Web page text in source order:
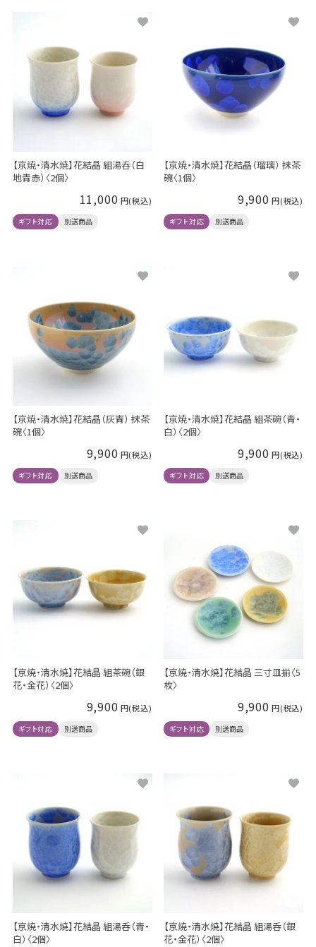
【京焼・清水焼】花結晶 組湯呑（白
地青赤）〈2個〉
11,000
ギフト対応 別送商品
【京焼・清水焼】花結晶（瑠璃） 抹茶
碗〈1個〉
9,900
ギフト対応 別送商品
【京焼・清水焼】花結晶（灰青） 抹茶
碗〈1個〉
9,900
ギフト対応 別送商品
【京焼・清水焼】花結晶 組茶碗（青・
白）〈2個〉
9,900
ギフト対応 別送商品
【京焼・清水焼】花結晶 組茶碗（銀
花・金花）〈2個〉
9,900
ギフト対応 別送商品
【京焼・清水焼】花結晶 三寸皿揃〈5
枚〉
9,900
ギフト対応 別送商品
【京焼・清水焼】花結晶 組湯呑（青・
白）〈2個〉
【京焼・清水焼】花結晶 組湯呑（銀
花・金花）〈2個〉